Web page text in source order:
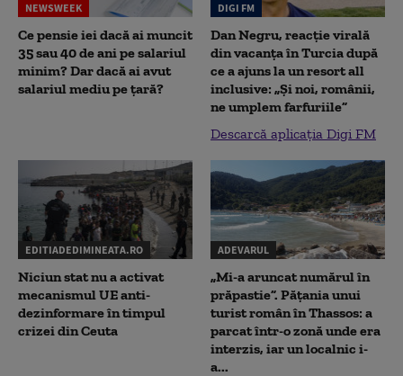
NEWSWEEK
Ce pensie iei dacă ai muncit
35 sau 40 de ani pe salariul
minim? Dar dacă ai avut
salariul mediu pe țară?
DIGI FM
Dan Negru, reacție virală
din vacanța în Turcia după
ce a ajuns la un resort all
inclusive: „Și noi, românii,
ne umplem farfuriile”
Descarcă aplicația Digi FM
EDITIADEDIMINEATA.RO
Niciun stat nu a activat
mecanismul UE anti-
dezinformare în timpul
crizei din Ceuta
ADEVARUL
„Mi-a aruncat numărul în
prăpastie”. Pățania unui
turist român în Thassos: a
parcat într-o zonă unde era
interzis, iar un localnic i-
a...